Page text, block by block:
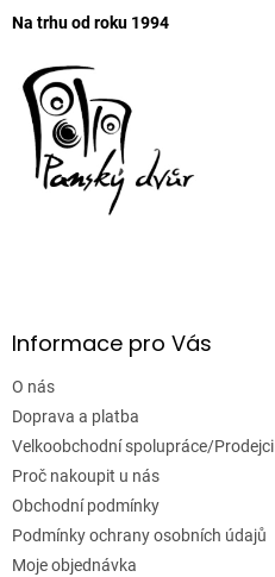
Na trhu od roku 1994
Informace pro Vás
O nás
Doprava a platba
Velkoobchodní spolupráce/Prodejci
Proč nakoupit u nás
Obchodní podmínky
Podmínky ochrany osobních údajů
Moje objednávka